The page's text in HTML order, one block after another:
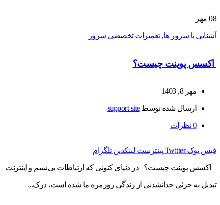
08 مهر
آشنایی با سرور ها,تعمیرات تخصصی سرور
اکسس پوینت چیست؟
مهر 8, 1403
ارسال شده توسطsupport site
0 نظرات
فیس بوک Twitter پینترست لینکدین تلگرام
اکسس پوینت چیست؟ در دنیای کنونی که ارتباطات بی‌سیم و اینترنت
تبدیل به جزئی جدانشدنی از زندگی روزمره ما شده است، درک...